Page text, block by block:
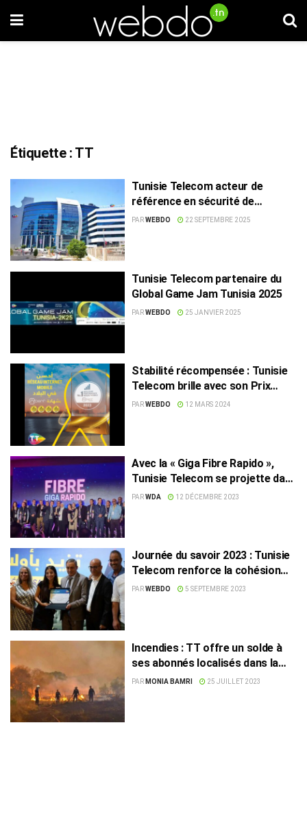
Étiquette : TT
Tunisie Telecom acteur de
référence en sécurité de
l’information
PARWEBDO 22 SEPTEMBRE 2025
Tunisie Telecom partenaire du
Global Game Jam Tunisia 2025
PARWEBDO 25 JANVIER 2025
Stabilité récompensée : Tunisie
Telecom brille avec son Prix
Nperf
PARWEBDO 12 MARS 2024
Avec la « Giga Fibre Rapido »,
Tunisie Telecom se projette dans
le futur
PARWDA 12 DÉCEMBRE 2023
Journée du savoir 2023 : Tunisie
Telecom renforce la cohésion
sociale et sème les graines du
PARWEBDO 5 SEPTEMBRE 2023
Incendies : TT offre un solde à
ses abonnés localisés dans la
zone de Tabarka
PAR MONIA BAMRI 25 JUILLET 2023